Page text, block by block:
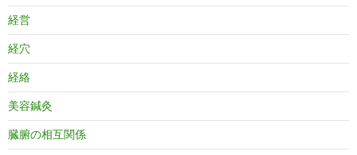
経営
経穴
経絡
美容鍼灸
臓腑の相互関係